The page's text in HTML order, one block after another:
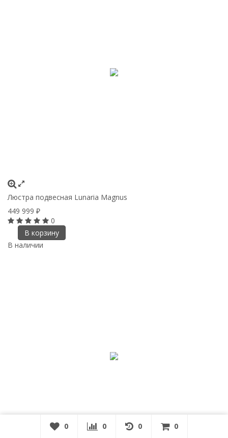
Люстра подвесная Lunaria Magnus
449 999 ₽
0
В корзину
В наличии
0 0 0 0